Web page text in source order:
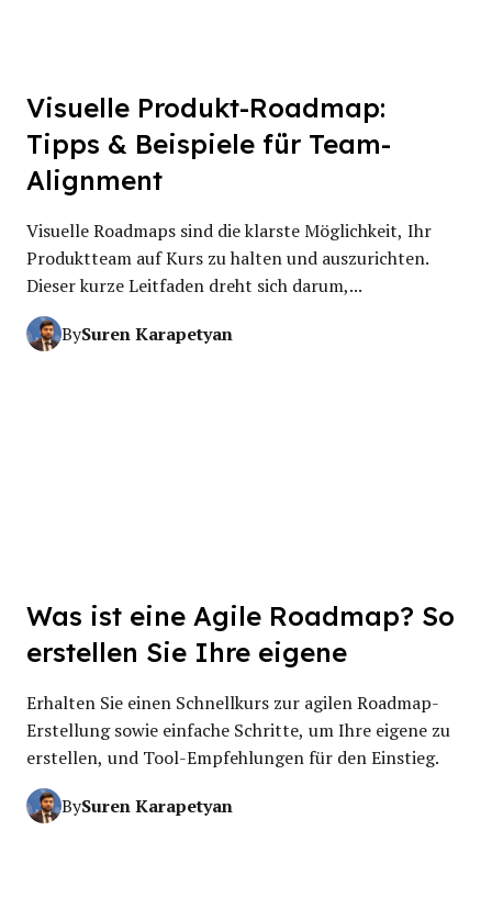
Visuelle Produkt-Roadmap:
Tipps & Beispiele für Team-
Alignment
Visuelle Roadmaps sind die klarste Möglichkeit, Ihr
Produktteam auf Kurs zu halten und auszurichten.
Dieser kurze Leitfaden dreht sich darum,...
BySuren Karapetyan
Was ist eine Agile Roadmap? So
erstellen Sie Ihre eigene
Erhalten Sie einen Schnellkurs zur agilen Roadmap-
Erstellung sowie einfache Schritte, um Ihre eigene zu
erstellen, und Tool-Empfehlungen für den Einstieg.
BySuren Karapetyan